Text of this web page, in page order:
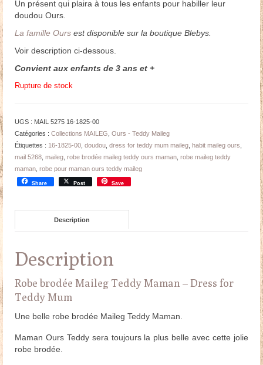
Un présent qui plaira à tous les enfants pour habiller leur
doudou Ours.
La famille Ours est disponible sur la boutique Blebys.
Voir description ci-dessous.
Convient aux enfants de 3 ans et +
Rupture de stock
UGS : MAIL 5275 16-1825-00
Catégories : Collections MAILEG Ours - Teddy Maileg
Étiquettes : 16-1825-00 doudou dress for teddy mum maileg habit maileg ours
mail 5268 maileg robe brodée maileg teddy ours maman robe maileg teddy
maman robe pour maman ours teddy maileg
Share Post Save
Description
Description
Robe brodée Maileg Teddy Maman – Dress for
Teddy Mum
Une belle robe brodée Maileg Teddy Maman.
Maman Ours Teddy sera toujours la plus belle avec cette jolie
robe brodée.